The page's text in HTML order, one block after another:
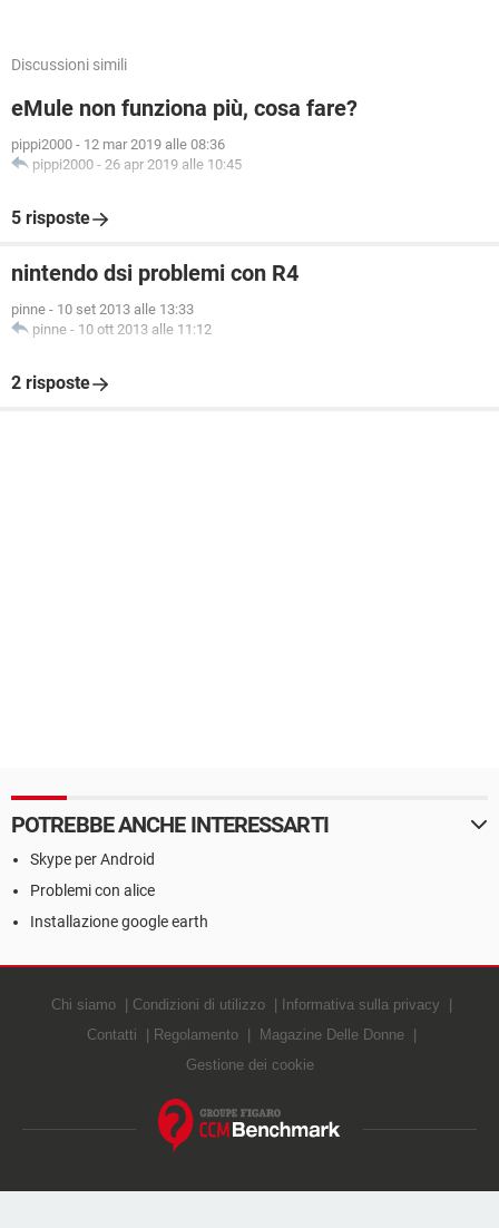
Discussioni simili
eMule non funziona più, cosa fare?
pippi2000 - 12 mar 2019 alle 08:36
pippi2000 - 26 apr 2019 alle 10:45
5 risposte
nintendo dsi problemi con R4
pinne - 10 set 2013 alle 13:33
pinne - 10 ott 2013 alle 11:12
2 risposte
POTREBBE ANCHE INTERESSARTI
Skype per Android
Problemi con alice
Installazione google earth
Chi siamo Condizioni di utilizzo
Informativa sulla privacy
Contatti
Regolamento
Magazine Delle Donne
Gestione dei cookie